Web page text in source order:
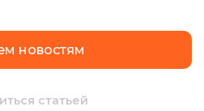
новостям
статьей